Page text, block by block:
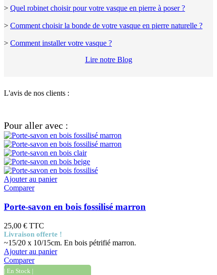
> Quel robinet choisir pour votre vasque en pierre à poser ?
> Comment choisir la bonde de votre vasque en pierre naturelle ?
> Comment installer votre vasque ?
Lire notre Blog
L'avis de nos clients :
Pour aller avec :
Ajouter au panier
Comparer
Porte-savon en bois fossilisé marron
25,00 € TTC
Livraison offerte !
~15/20 x 10/15cm. En bois pétrifié marron.
Ajouter au panier
Comparer
| En Stock |